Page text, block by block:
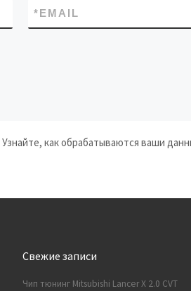
EMAIL
*
Узнайте, как обрабатываются ваши
Свежие записи
Чип тюнинг Mitsubishi Lancer X 2.0 CVT